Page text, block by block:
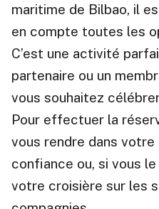
maritime de Bilbao, il
en compte toutes les
C’est une activité
partenaire ou un
vous souhaitez
Pour effectuer la
vous rendre dans
confiance ou, si vous
votre croisière sur les